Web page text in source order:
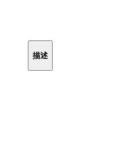
描述